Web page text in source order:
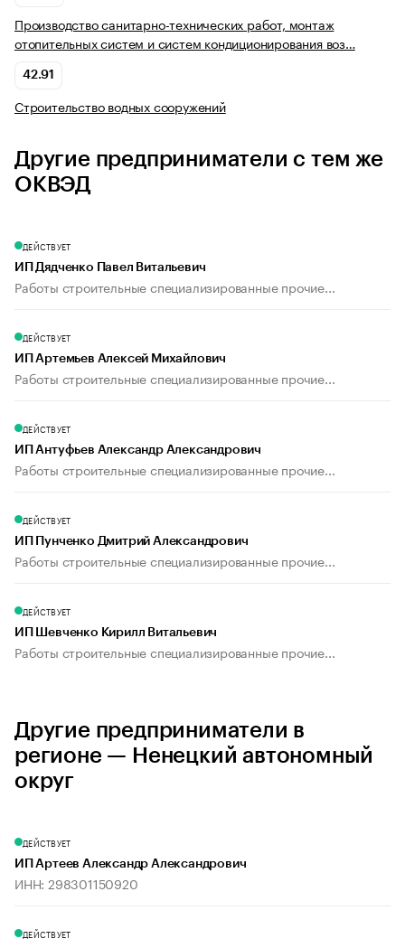
Производство санитарно-технических работ, монтаж
отопительных систем и систем кондиционирования воз…
42.91
Строительство водных сооружений
Другие предприниматели с тем же
ОКВЭД
ДЕЙСТВУЕТ
ИП Дядченко Павел Витальевич
Работы строительные специализированные прочие...
ДЕЙСТВУЕТ
ИП Артемьев Алексей Михайлович
Работы строительные специализированные прочие...
ДЕЙСТВУЕТ
ИП Антуфьев Александр Александрович
Работы строительные специализированные прочие...
ДЕЙСТВУЕТ
ИП Пунченко Дмитрий Александрович
Работы строительные специализированные прочие...
ДЕЙСТВУЕТ
ИП Шевченко Кирилл Витальевич
Работы строительные специализированные прочие...
Другие предприниматели в
регионе — Ненецкий автономный
округ
ДЕЙСТВУЕТ
ИП Артеев Александр Александрович
ИНН: 298301150920
ДЕЙСТВУЕТ